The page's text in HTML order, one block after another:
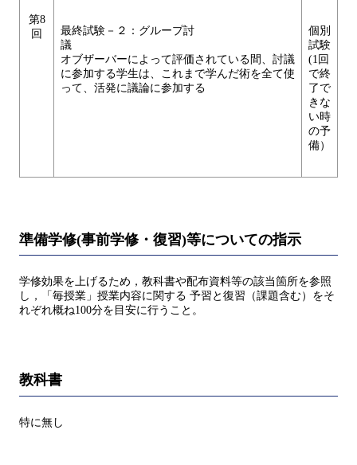
第8
回
最終試験－２：グループ討
議
オブザーバーによって評価されている間、討議
に参加する学生は、これまで学んだ術を全て使
って、活発に議論に参加する
個別
試験
(1回
で終
了で
きな
い時
の予
備）
準備学修(事前学修・復習)等についての指示
学修効果を上げるため，教科書や配布資料等の該当箇所を参照
し，「毎授業」授業内容に関する 予習と復習（課題含む）をそ
れぞれ概ね100分を目安に行うこと。
教科書
特に無し